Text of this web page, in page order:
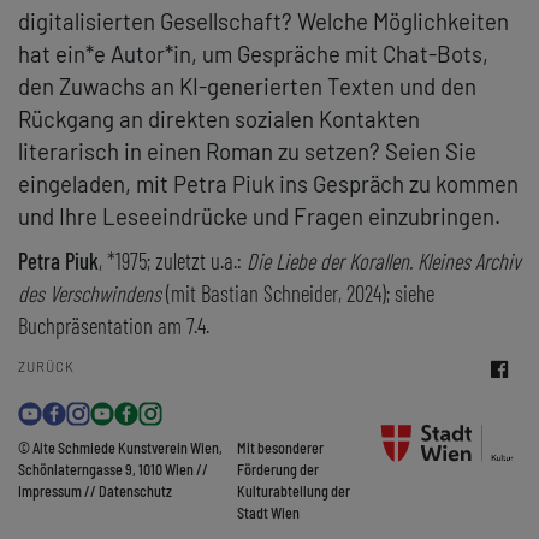
digitalisierten Gesellschaft? Welche Möglichkeiten
hat ein*e Autor*in, um Gespräche mit Chat-Bots,
den Zuwachs an KI-generierten Texten und den
Rückgang an direkten sozialen Kontakten
literarisch in einen Roman zu setzen? Seien Sie
eingeladen, mit Petra Piuk ins Gespräch zu kommen
und Ihre Leseeindrücke und Fragen einzubringen.
Petra Piuk, *1975; zuletzt u.a.: Die Liebe der Korallen. Kleines Archiv
des Verschwindens(mit Bastian Schneider, 2024); siehe
Buchpräsentation am 7.4.
ZURÜCK
© Alte Schmiede Kunstverein Wien,
Schönlaterngasse 9, 1010 Wien //
Impressum// Datenschutz
Mit besonderer
Förderung der
Kulturabteilung der
Stadt Wien